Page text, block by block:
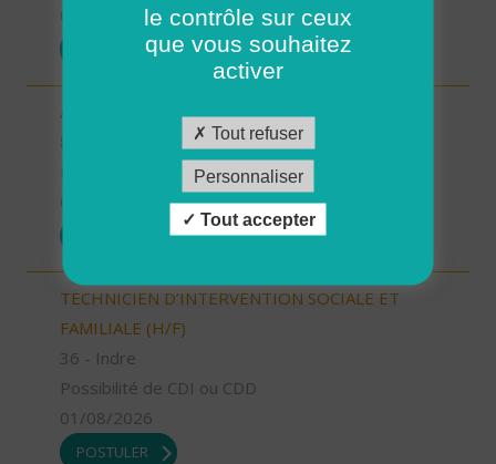
01/08/2026
POSTULER
AIDE SOIGNANT (H/F)
Possibilité de CDI ou CDD
TECHNICIEN D’INTERVENTION SOCIALE ET
FAMILIALE (H/F)
36 - Indre
Possibilité de CDI ou CDD
01/08/2026
POSTULER
le contrôle sur ceux
que vous souhaitez
activer
Tout refuser
Personnaliser
Tout accepter